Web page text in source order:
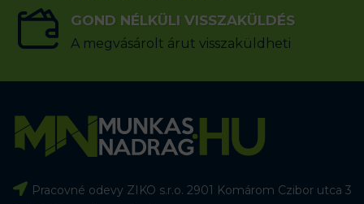
GOND NÉLKÜLI VISSZAKÜLDÉS
A megvásárolt árut visszaküldheti
Pracovné odevy ZIKO s.r.o. 2901 Komárom Czibor utca 3